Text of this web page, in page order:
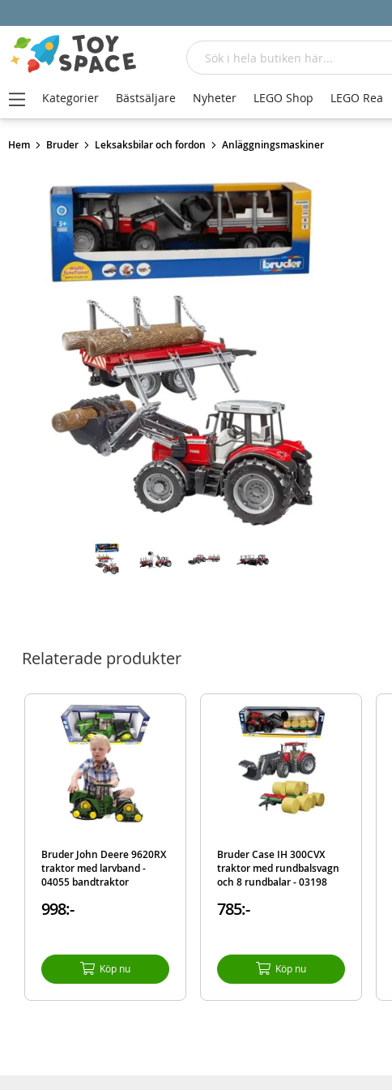
Hem Bruder Leksaksbilar och fordon Anläggningsmaskiner
Relaterade produkter
Bruder John Deere 9620RX
traktor med larvband -
04055 bandtraktor
998:-
Köp nu
Bruder Case IH 300CVX
traktor med rundbalsvagn
och 8 rundbalar - 03198
785:-
Köp nu
Sök
Kategorier Bästsäljare Nyheter LEGO Shop LEGO Rea